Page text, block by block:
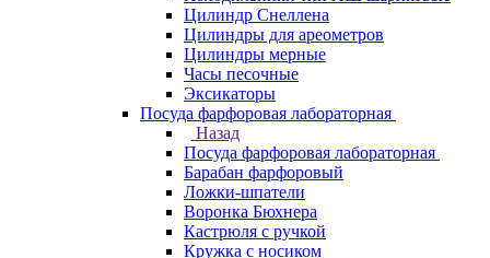
Цилиндр Снеллена
Цилиндры для ареометров
Цилиндры мерные
Часы песочные
Эксикаторы
Посуда фарфоровая лабораторная
Назад
Посуда фарфоровая лабораторная
Барабан фарфоровый
Ложки-шпатели
Воронка Бюхнера
Кастрюля с ручкой
Кружка с носиком